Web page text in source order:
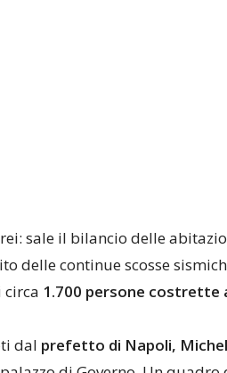
sale il bilancio delle
delle continue scosse
circa 1.700 persone costrette
dal prefetto di Napoli,